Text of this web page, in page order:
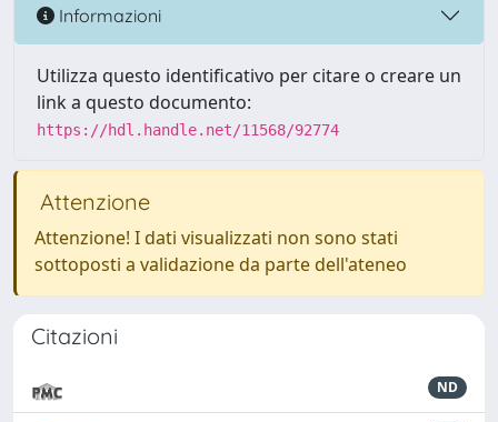
Informazioni
Utilizza questo identificativo per citare o creare un
link a questo documento:
https://hdl.handle.net/11568/92774
Attenzione
Attenzione! I dati visualizzati non sono stati
sottoposti a validazione da parte dell'ateneo
Citazioni
ND